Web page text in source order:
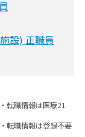
設) 正職員
転職情報は医療21
転職情報は登録不要